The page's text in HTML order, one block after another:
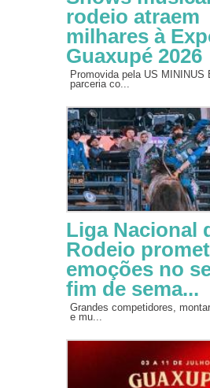
rodeio atraem
milhares à
Guaxupé 2026
Promovida pela US MININUS
parceria co...
Liga Nacional
Rodeio
emoções no
fim de sema...
Grandes competidores,
e mu...